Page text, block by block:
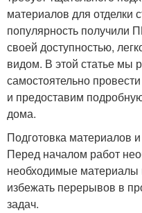
материалов для отделки
популярность получили
своей доступностью,
видом. В этой статье мы
самостоятельно
и предоставим
дома.
Подготовка материалов
Перед началом работ
необходимые
избежать перерывов в
задач.